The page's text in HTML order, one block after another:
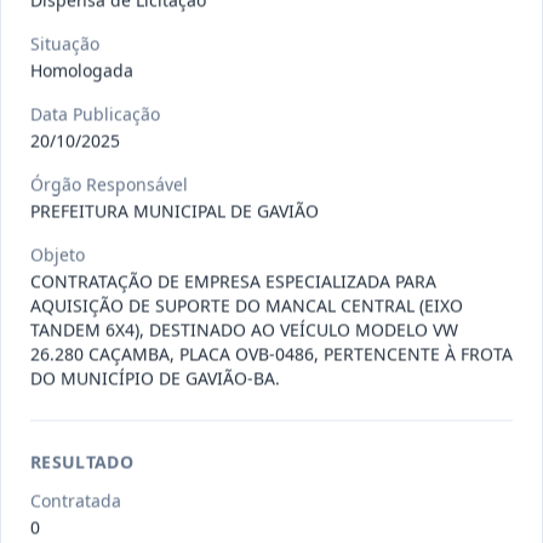
027-2026-
Dispensa
EQUIPAMEN
Data :29/07/2026
026-2026-
DL
Dispensa
Contratação de empresa para o
fornecimento de insumos odonto
Situação:
Em Andamento
023-2026-
Situação
Homologada
Data Publicação
20/10/2025
Órgão Responsável
PREFEITURA MUNICIPAL DE GAVIÃO
Objeto
CONTRATAÇÃO DE EMPRESA ESPECIALIZADA PARA
AQUISIÇÃO DE SUPORTE DO MANCAL CENTRAL (EIXO
TANDEM 6X4), DESTINADO AO VEÍCULO MODELO VW
26.280 CAÇAMBA, PLACA OVB-0486, PERTENCENTE À FROTA
DO MUNICÍPIO DE GAVIÃO-BA.
RESULTADO
Contratada
0